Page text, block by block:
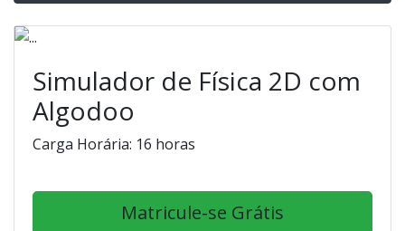
Simulador de Física 2D com
Algodoo
Carga Horária: 16 horas
Matricule-se Grátis